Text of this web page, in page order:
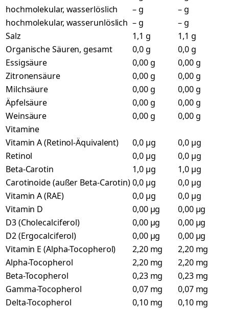
hochmolekular, wasserlöslich
– g
– g
hochmolekular, wasserunlöslich – g
– g
Salz
1,1 g
1,1 g
Organische Säuren, gesamt
0,0 g
0,0 g
Essigsäure
0,00 g
0,00 g
Zitronensäure
0,00 g
0,00 g
Milchsäure
0,00 g
0,00 g
Äpfelsäure
0,00 g
0,00 g
Weinsäure
0,00 g
0,00 g
Vitamine
Vitamin A (Retinol-Äquivalent)
0,0 µg
0,0 µg
Retinol
0,0 µg
0,0 µg
Beta-Carotin
1,0 µg
1,0 µg
Carotinoide (außer Beta-Carotin)0,0 µg
0,0 µg
Vitamin A (RAE)
0,0 µg
0,0 µg
Vitamin D
0,00 µg
0,00 µg
D3 (Cholecalciferol)
0,00 µg
0,00 µg
D2 (Ergocalciferol)
0,00 µg
0,00 µg
Vitamin E (Alpha-Tocopherol)
2,20 mg
2,20 mg
Alpha-Tocopherol
2,20 mg
2,20 mg
Beta-Tocopherol
0,23 mg
0,23 mg
Gamma-Tocopherol
0,07 mg
0,07 mg
Delta-Tocopherol
0,10 mg
0,10 mg